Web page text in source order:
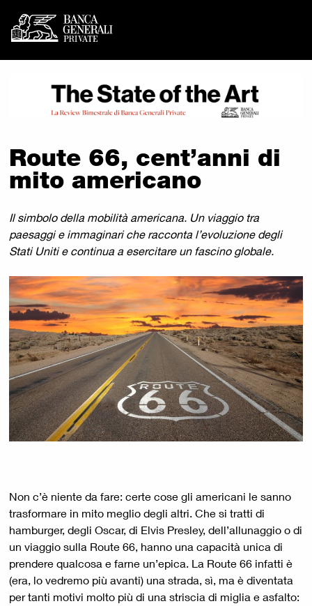
Banca Generali Private
Vai al contenuto principale
Route 66, cent’anni di
mito americano
Il simbolo della mobilità americana. Un viaggio tra
paesaggi e immaginari che racconta l’evoluzione degli
Stati Uniti e continua a esercitare un fascino globale.
Non c’è niente da fare: certe cose gli americani le sanno
trasformare in mito meglio degli altri. Che si tratti di
hamburger, degli Oscar, di Elvis Presley, dell’allunaggio o di
un viaggio sulla Route 66, hanno una capacità unica di
prendere qualcosa e farne un’epica. La Route 66 infatti è
(era, lo vedremo più avanti) una strada, sì, ma è diventata
per tanti motivi molto più di una striscia di miglia e asfalto: